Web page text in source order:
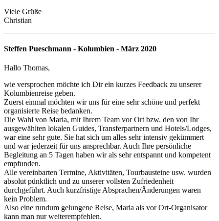
Viele Grüße
Christian
Steffen Pueschmann - Kolumbien - März 2020
Hallo Thomas,
wie versprochen möchte ich Dir ein kurzes Feedback zu unserer
Kolumbienreise geben.
Zuerst einmal möchten wir uns für eine sehr schöne und perfekt
organisierte Reise bedanken.
Die Wahl von Maria, mit Ihrem Team vor Ort bzw. den von Ihr
ausgewählten lokalen Guides, Transferpartnern und Hotels/Lodges,
war eine sehr gute. Sie hat sich um alles sehr intensiv gekümmert
und war jederzeit für uns ansprechbar. Auch Ihre persönliche
Begleitung an 5 Tagen haben wir als sehr entspannt und kompetent
empfunden.
Alle vereinbarten Termine, Aktivitäten, Tourbausteine usw. wurden
absolut pünktlich und zu unserer vollsten Zufriedenheit
durchgeführt. Auch kurzfristige Absprachen/Änderungen waren
kein Problem.
Also eine rundum gelungene Reise, Maria als vor Ort-Organisator
kann man nur weiterempfehlen.